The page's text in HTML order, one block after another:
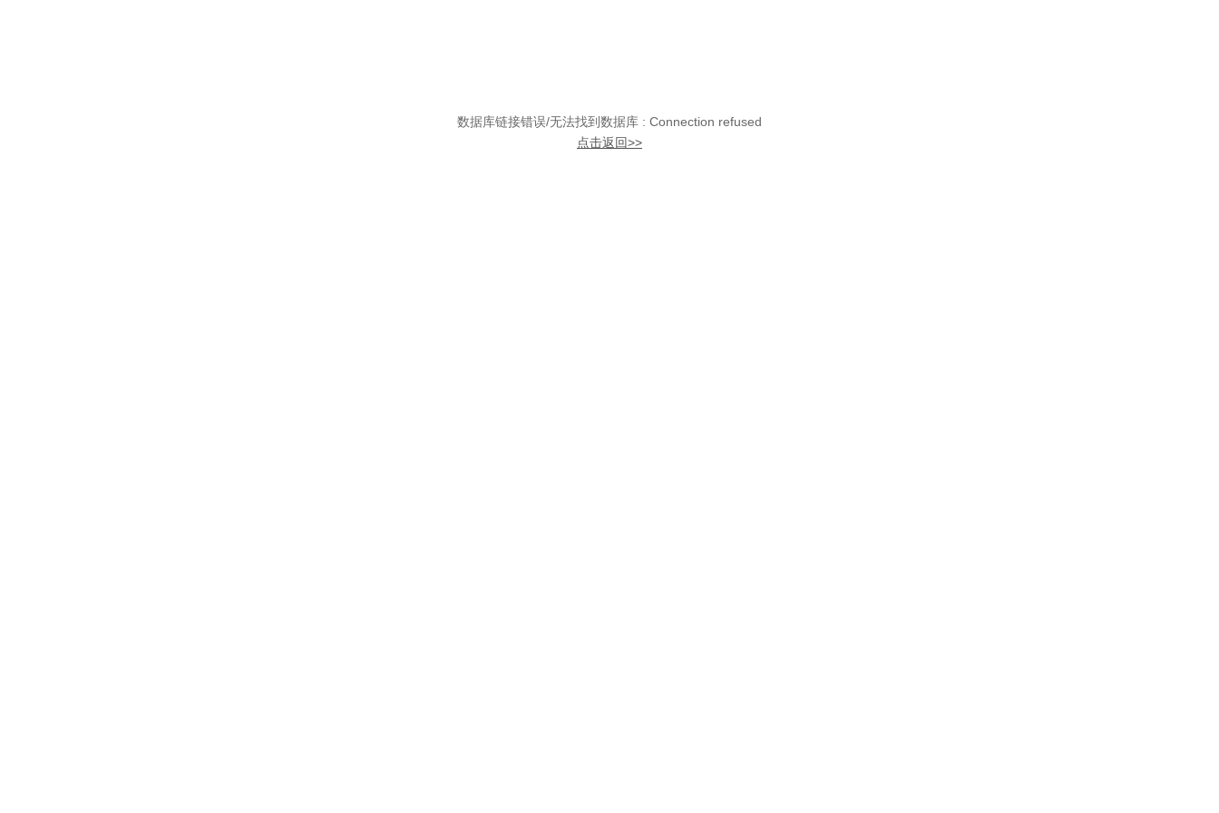
数据库链接错误/无法找到数据库 : Connection refused
点击返回>>